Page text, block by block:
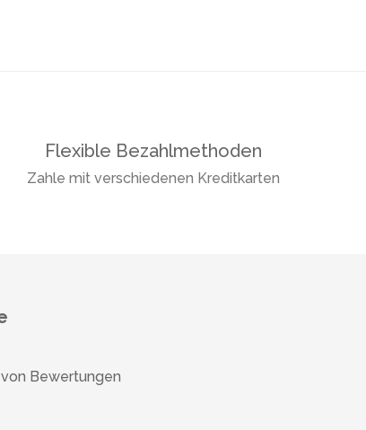
Flexible Bezahlmethoden
Zahle mit verschiedenen Kreditkarten
Bewertungen